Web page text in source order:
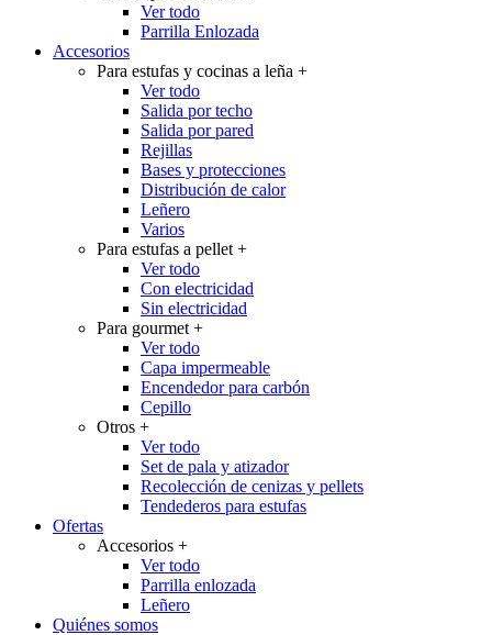
Ver todo
Parrilla Enlozada
Accesorios
Para estufas y cocinas a leña +
Ver todo
Salida por techo
Salida por pared
Rejillas
Bases y protecciones
Distribución de calor
Leñero
Varios
Para estufas a pellet +
Ver todo
Con electricidad
Sin electricidad
Para gourmet +
Ver todo
Capa impermeable
Encendedor para carbón
Cepillo
Otros +
Ver todo
Set de pala y atizador
Recolección de cenizas y pellets
Tendederos para estufas
Ofertas
Accesorios +
Ver todo
Parrilla enlozada
Leñero
Quiénes somos